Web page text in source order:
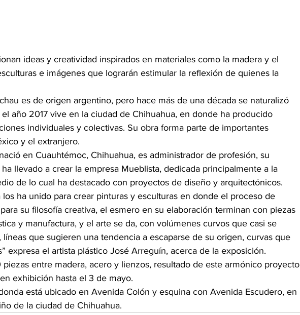
ideas y creatividad inspirados en materiales como la madera y el
e imágenes que lograrán estimular la reflexión de quienes la
es de origen argentino, pero hace más de una década se naturalizó
año 2017 vive en la ciudad de Chihuahua, en donde ha producido
individuales y colectivas. Su obra forma parte de importantes
y el extranjero.
en Cuauhtémoc, Chihuahua, es administrador de profesión, su
llevado a crear la empresa Mueblista, dedicada principalmente a la
de lo cual ha destacado con proyectos de diseño y arquitectónicos.
los ha unido para crear pinturas y esculturas en donde el proceso de
su filosofía creativa, el esmero en su elaboración terminan con piezas
y manufactura, y el arte se da, con volúmenes curvos que casi se
líneas que sugieren una tendencia a escaparse de su origen, curvas que
expresa el artista plástico José Arreguín, acerca de la exposición.
entre madera, acero y lienzos, resultado de este armónico proyecto
exhibición hasta el 3 de mayo.
está ubicado en Avenida Colón y esquina con Avenida Escudero, en
de la ciudad de Chihuahua.